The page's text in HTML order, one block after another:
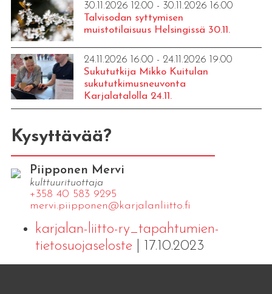
30.11.2026 12:00 - 30.11.2026 16:00
Talvisodan syttymisen
muistotilaisuus Helsingissä 30.11.
24.11.2026 16:00 - 24.11.2026 19:00
Sukututkija Mikko Kuitulan
sukututkimusneuvonta
Karjalatalolla 24.11.
Kysyttävää?
Piipponen Mervi
kulttuurituottaja
+358 40 583 9295
mervi.​piipponen@​kar​jala​nlii​tto.​fi
karjalan-liitto-ry_tapahtumien-
tietosuojaseloste| 17.10.2023